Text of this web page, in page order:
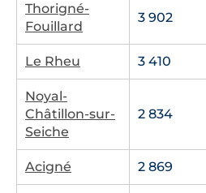
Thorigné-
Fouillard
3 902
Le Rheu 3 410
Noyal-
Châtillon-sur-
Seiche
2 834
Acigné 2 869